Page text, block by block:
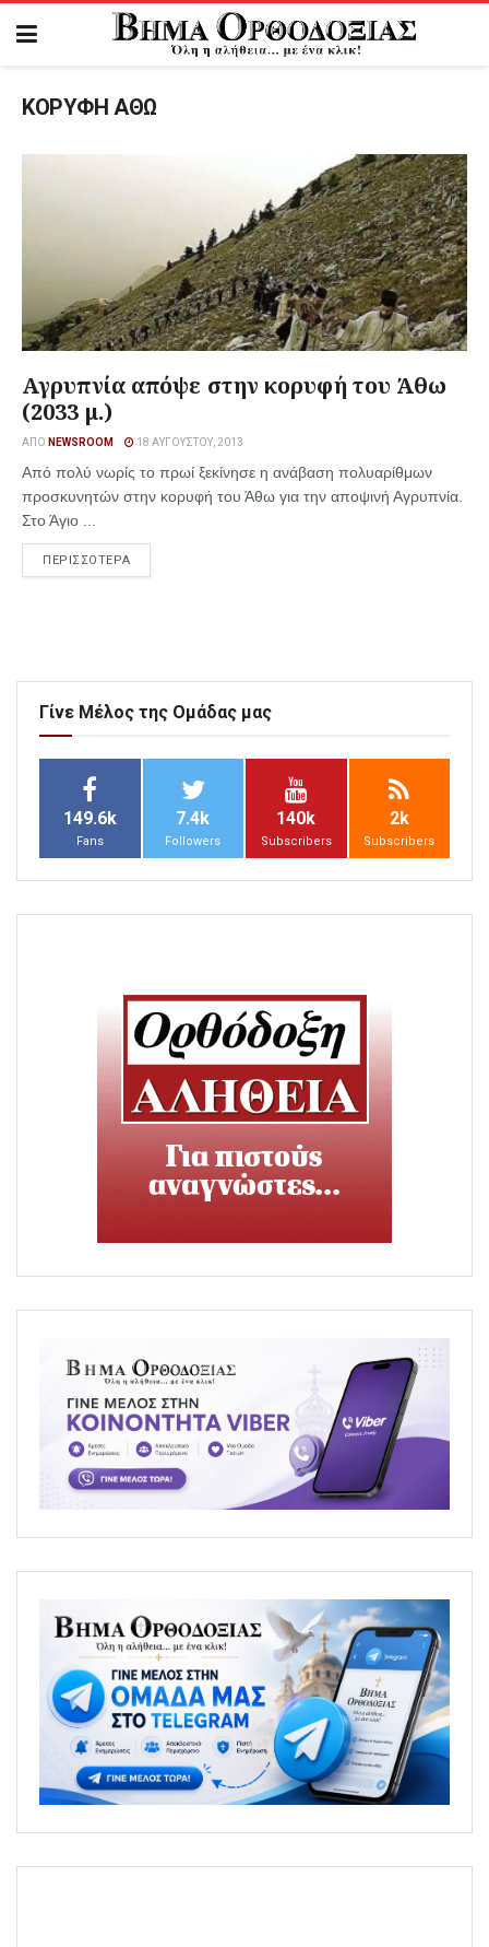
ΚΟΡΥΦΗ ΑΘΩ
Αγρυπνία απόψε στην κορυφή του Άθω
(2033 μ.)
ΑΠΌ NEWSROOM 18 ΑΥΓΟΎΣΤΟΥ, 2013
Από πολύ νωρίς το πρωί ξεκίνησε η ανάβαση πολυαρίθμων
προσκυνητών στην κορυφή του Άθω για την αποψινή Αγρυπνία.
Στο Άγιο ...
ΠΕΡΙΣΣΟΤΕΡΑ
Γίνε Μέλος της Ομάδας μας
149.6k
Fans
7.4k
Followers
140k
Subscribers
2k
Subscribers